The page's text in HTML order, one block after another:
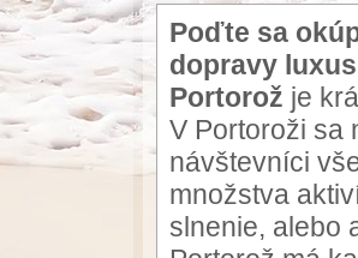
Poďte sa
dopravy
Portorož je
V Portoroži sa
návštevníci
množstva
slnenie, alebo